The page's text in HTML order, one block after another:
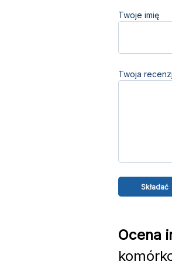
Twoje imię
Twoja
Ocena